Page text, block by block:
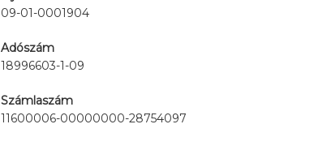
09-01-0001904
Adószám
18996603-1-09
Számlaszám
11600006-00000000-28754097